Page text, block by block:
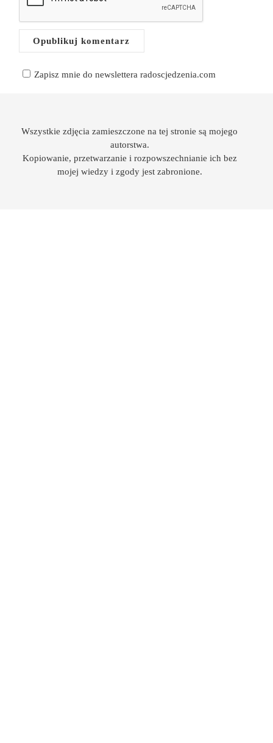
Zapisz mnie do newslettera radoscjedzenia.com
Wszystkie zdjęcia zamieszczone na tej stronie są mojego
autorstwa.
Kopiowanie, przetwarzanie i rozpowszechnianie ich bez
mojej wiedzy i zgody jest zabronione.